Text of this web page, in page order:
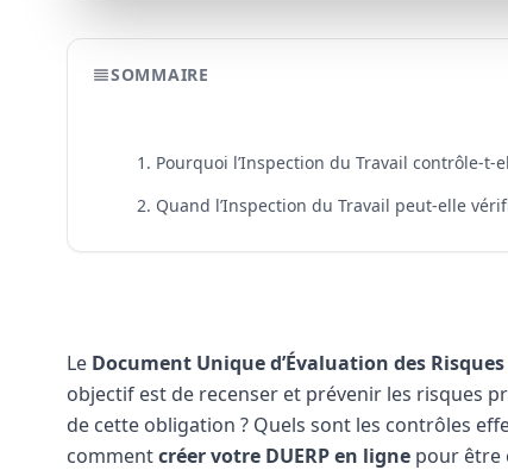
SOMMAIRE
1. Pourquoi l’Inspection du Travail contrôle-t-
2. Quand l’Inspection du Travail peut-elle
Le Document Unique d’Évaluation des
objectif est de recenser et prévenir les risques
de cette obligation ? Quels sont les contrôles
commentcréer votre DUERP en ligne pour être